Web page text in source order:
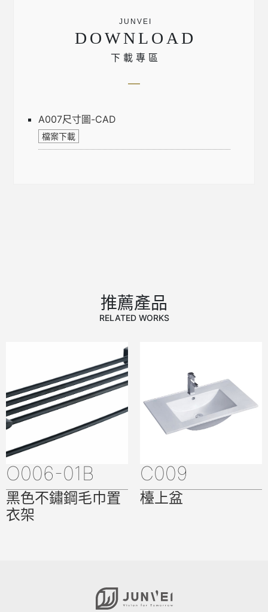
DOWNLOAD
下載專區
A007尺寸圖-CAD
推薦產品
RELATED WORKS
O006-01B
黑色不鏽鋼毛巾置
衣架
C009
檯上盆